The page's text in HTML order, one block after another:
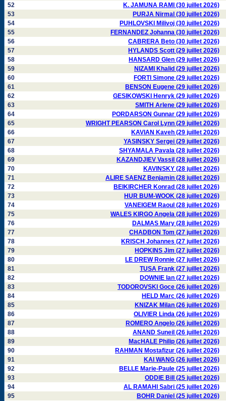
52
K. JAMUNA RAMI (30 juillet 2026)
53
PURJA Nirmal (30 juillet 2026)
54
PUHLOVSKI Milivoj (30 juillet 2026)
55
FERNANDEZ Johanna (30 juillet 2026)
56
CABRERA Beto (30 juillet 2026)
57
HYLANDS Scott (29 juillet 2026)
58
HANSARD Glen (29 juillet 2026)
59
NIZAMI Khalid (29 juillet 2026)
60
FORTI Simone (29 juillet 2026)
61
BENSON Eugene (29 juillet 2026)
62
GESIKOWSKI Henryk (29 juillet 2026)
63
SMITH Arlene (29 juillet 2026)
64
PORDARSON Gunnar (29 juillet 2026)
65
WRIGHT PEARSON Carol Lynn (29 juillet 2026)
66
KAVIAN Kaveh (29 juillet 2026)
67
YASINSKY Sergei (29 juillet 2026)
68
SHYAMALA Pavala (28 juillet 2026)
69
KAZANDJIEV Vassil (28 juillet 2026)
70
KAVINSKY (28 juillet 2026)
71
ALIRE SAENZ Benjamin (28 juillet 2026)
72
BEIKIRCHER Konrad (28 juillet 2026)
73
HUR BUM-WOOK (28 juillet 2026)
74
VANEIGEM Raoul (28 juillet 2026)
75
WALES KIRGO Angela (28 juillet 2026)
76
DALMAS Mary (28 juillet 2026)
77
CHADBON Tom (27 juillet 2026)
78
KRISCH Johannes (27 juillet 2026)
79
HOPKINS Jim (27 juillet 2026)
80
LE DREW Ronnie (27 juillet 2026)
81
TUSA Frank (27 juillet 2026)
82
DOWNIE Ian (27 juillet 2026)
83
TODOROVSKI Goce (26 juillet 2026)
84
HELD Marc (26 juillet 2026)
85
KNIZAK Milan (26 juillet 2026)
86
OLIVIER Linda (26 juillet 2026)
87
ROMERO Angelo (26 juillet 2026)
88
ANAND Suneil (26 juillet 2026)
89
MacHALE Philip (26 juillet 2026)
90
RAHMAN Mostafizur (26 juillet 2026)
91
KAI WANG (26 juillet 2026)
92
BELLE Marie-Paule (25 juillet 2026)
93
ODDIE Bill (25 juillet 2026)
94
AL RAMAHI Sabri (25 juillet 2026)
95
BOHR Daniel (25 juillet 2026)